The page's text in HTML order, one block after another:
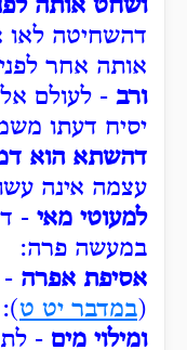
ושחט אותה
דהשחיטה לאו
אותה אחר
ורב - לעולם
יסיח דעתו
דהשתא הוא
עצמה אינה
למעוטי מאי -
במעשה פרה:
אסיפת אפרה -
(במדבר יט ט):
ומילוי מים -